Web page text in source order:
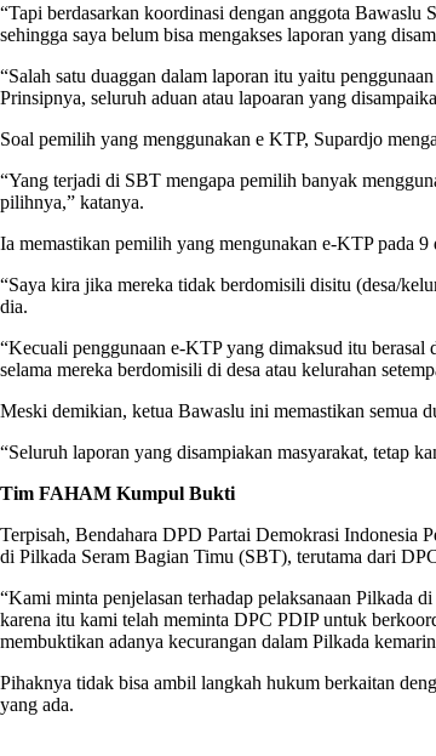
“Tapi berdasarkan koordinasi dengan anggota Bawaslu
sehingga saya belum bisa mengakses laporan yang
“Salah satu duaggan dalam laporan itu yaitu
Prinsipnya, seluruh aduan atau lapoaran yang
Soal pemilih yang menggunakan e KTP, Supardjo
“Yang terjadi di SBT mengapa pemilih banyak
pilihnya,” katanya.
Ia memastikan pemilih yang mengunakan e-KTP pada
“Saya kira jika mereka tidak berdomisili disitu (desa/
dia.
“Kecuali penggunaan e-KTP yang dimaksud itu
selama mereka berdomisili di desa atau kelurahan
Meski demikian, ketua Bawaslu ini memastikan semua
“Seluruh laporan yang disampiakan masyarakat, tetap
Tim FAHAM Kumpul Bukti
Terpisah, Bendahara DPD Partai Demokrasi Indonesia
di Pilkada Seram Bagian Timu (SBT), terutama dari
“Kami minta penjelasan terhadap pelaksanaan Pilkada
karena itu kami telah meminta DPC PDIP untuk
membuktikan adanya kecurangan dalam Pilkada
Pihaknya tidak bisa ambil langkah hukum berkaitan
yang ada.